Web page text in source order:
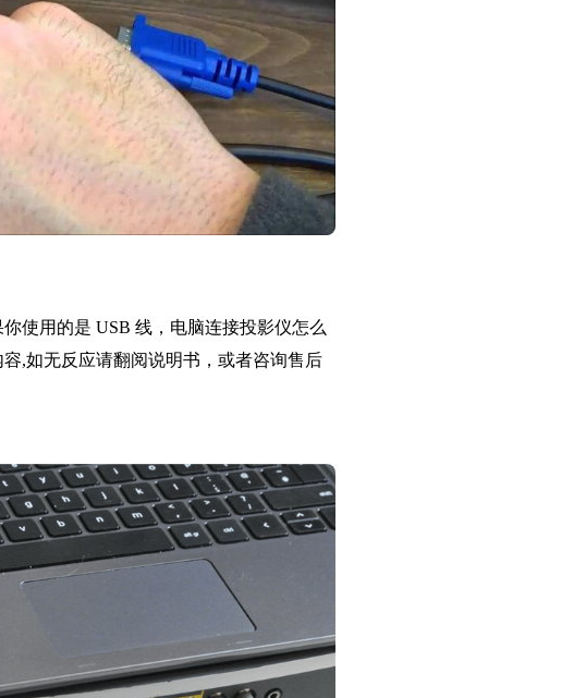
使用的是 USB 线，电脑连接投影仪怎么
,如无反应请翻阅说明书，或者咨询售后